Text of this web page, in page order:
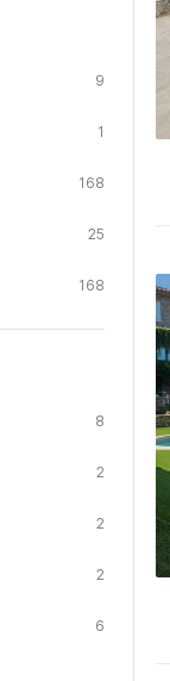
9
1
168
25
168
8
2
2
2
6